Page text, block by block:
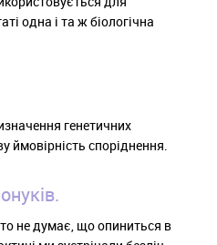
одна і та ж біологічна
генетичних
ймовірність споріднення.
не думає, що опиниться в